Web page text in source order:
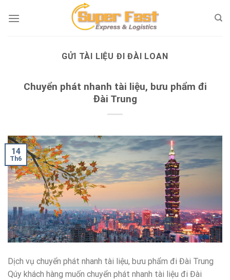
GỬI TÀI LIỆU ĐI ĐÀI LOAN
Chuyển phát nhanh tài liệu, bưu phẩm đi
Đài Trung
14
Th6
Dịch vụ chuyển phát nhanh tài liệu, bưu phẩm đi Đài Trung
Qúy khách hàng muốn chuyển phát nhanh tài liệu đi Đài